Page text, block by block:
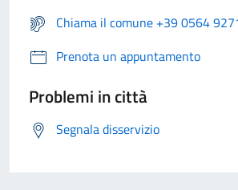
Chiama il comune +39 0564
Prenota un appuntamento
Problemi in città
Segnala disservizio